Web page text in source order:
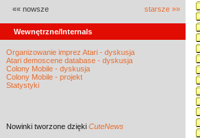
«« nowsze starsze »»
Wewnętrzne/Internals
Organizowanie imprez Atari - dyskusja
Atari demoscene database - dyskusja
Colony Mobile - dyskusja
Colony Mobile - projekt
Statystyki
Nowinki tworzone dzięki CuteNews